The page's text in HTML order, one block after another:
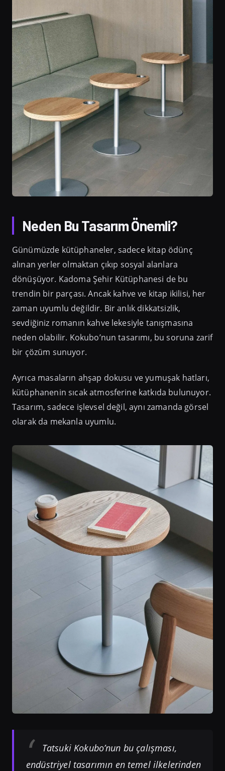
Neden Bu Tasarım Önemli?
Günümüzde kütüphaneler, sadece kitap ödünç
alınan yerler olmaktan çıkıp sosyal alanlara
dönüşüyor. Kadoma Şehir Kütüphanesi de bu
trendin bir parçası. Ancak kahve ve kitap ikilisi, her
zaman uyumlu değildir. Bir anlık dikkatsizlik,
sevdiğiniz romanın kahve lekesiyle tanışmasına
neden olabilir. Kokubo’nun tasarımı, bu soruna zarif
bir çözüm sunuyor.
Ayrıca masaların ahşap dokusu ve yumuşak hatları,
kütüphanenin sıcak atmosferine katkıda bulunuyor.
Tasarım, sadece işlevsel değil, aynı zamanda görsel
olarak da mekanla uyumlu.
Tatsuki Kokubo’nun bu çalışması,
endüstriyel tasarımın en temel ilkelerinden